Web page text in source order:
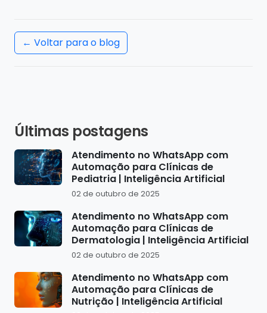
← Voltar para o blog
Últimas postagens
Atendimento no WhatsApp com
Automação para Clínicas de
Pediatria | Inteligência Artificial
02 de outubro de 2025
Atendimento no WhatsApp com
Automação para Clínicas de
Dermatologia | Inteligência Artificial
02 de outubro de 2025
Atendimento no WhatsApp com
Automação para Clínicas de
Nutrição | Inteligência Artificial